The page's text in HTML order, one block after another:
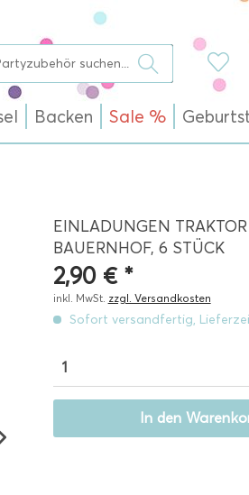
Backen Sale %
EINLADUNGEN TRAKTOR
BAUERNHOF, 6 STÜCK
2,90 € *
inkl. MwSt. zzgl. Versandkosten
Sofort versandfertig,
In den